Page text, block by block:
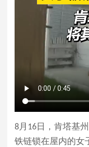
8月16日，肯塔基
铁链锁在屋内的女